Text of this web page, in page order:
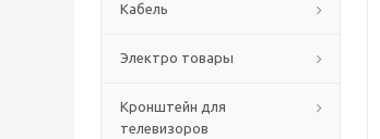
Кабель
Электро товары
Кронштейн для
телевизоров